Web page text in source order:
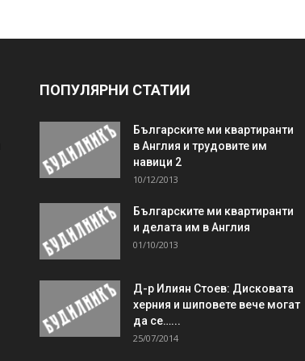
ПОПУЛЯРНИ СТАТИИ
Българските ми квартиранти
в Англия и трудовите им
навици 2
10/12/2013
Българските ми квартиранти
и делата им в Англия
01/10/2013
Д-р Илиян Стоев: Дисковата
херния и шиповете вече могат
да се…...
25/07/2014